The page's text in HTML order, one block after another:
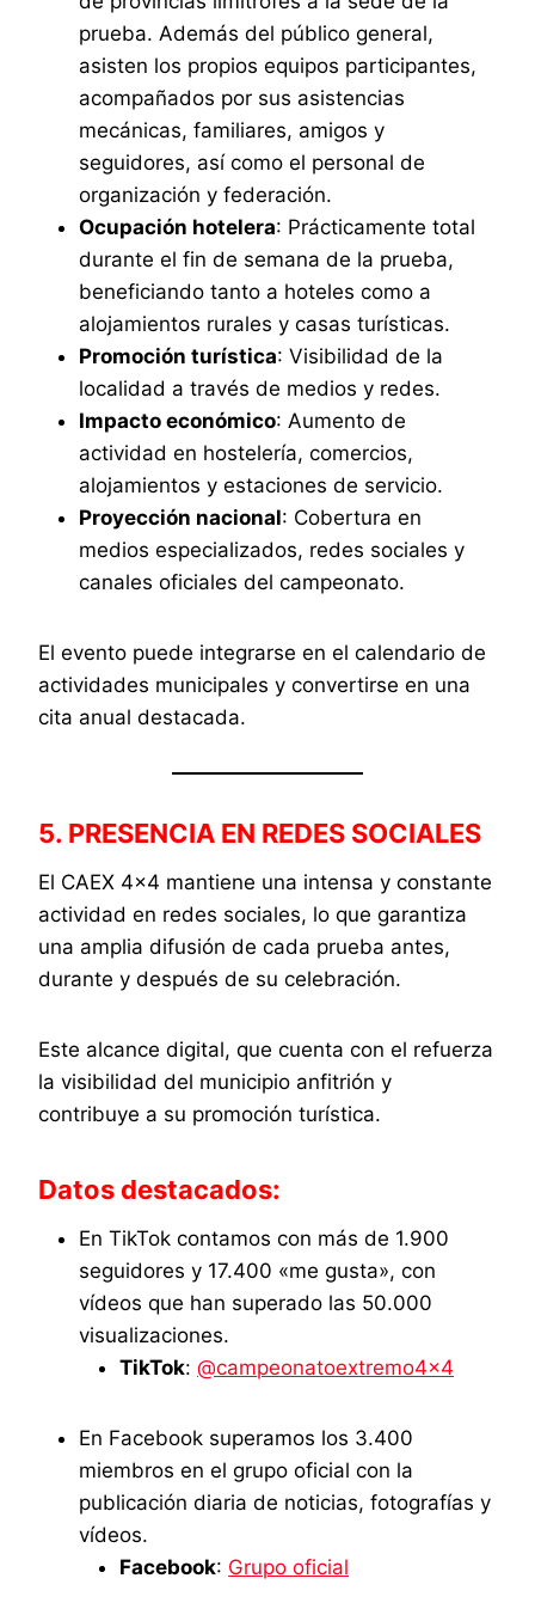
prueba. Además del público general,
asisten los propios equipos participantes,
acompañados por sus asistencias
mecánicas, familiares, amigos y
seguidores, así como el personal de
organización y federación.
Ocupación hotelera: Prácticamente total
durante el fin de semana de la prueba,
beneficiando tanto a hoteles como a
alojamientos rurales y casas turísticas.
Promoción turística: Visibilidad de la
localidad a través de medios y redes.
Impacto económico: Aumento de
actividad en hostelería, comercios,
alojamientos y estaciones de servicio.
Proyección nacional: Cobertura en
medios especializados, redes sociales y
canales oficiales del campeonato.
El evento puede integrarse en el calendario de
actividades municipales y convertirse en una
cita anual destacada.
5. PRESENCIA EN REDES SOCIALES
El CAEX 4×4 mantiene una intensa y constante
actividad en redes sociales, lo que garantiza
una amplia difusión de cada prueba antes,
durante y después de su celebración.
Este alcance digital, que cuenta con el refuerza
la visibilidad del municipio anfitrión y
contribuye a su promoción turística.
Datos destacados:
En TikTok contamos con más de 1.900
seguidores y 17.400 «me gusta», con
vídeos que han superado las 50.000
visualizaciones.
TikTok: @campeonatoextremo4x4
En Facebook superamos los 3.400
miembros en el grupo oficial con la
publicación diaria de noticias, fotografías y
vídeos.
Facebook: Grupo oficial